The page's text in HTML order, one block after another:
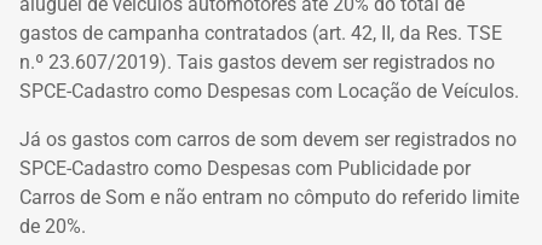
aluguel de veículos automotores até 20% do total de
gastos de campanha contratados (art. 42, II, da Res. TSE
n.º 23.607/2019). Tais gastos devem ser registrados no
SPCE-Cadastro como Despesas com Locação de Veículos.
Já os gastos com carros de som devem ser registrados no
SPCE-Cadastro como Despesas com Publicidade por
Carros de Som e não entram no cômputo do referido limite
de 20%.